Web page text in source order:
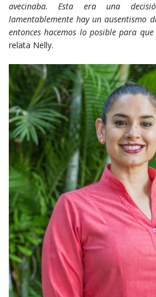
avecinaba. Esta era una
lamentablemente hay un ausentismo
entonces hacemos lo posible para que
relata Nelly.